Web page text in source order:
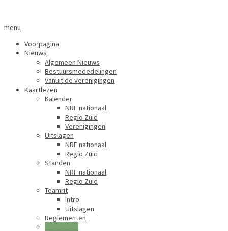
menu
Voorpagina
Nieuws
Algemeen Nieuws
Bestuursmededelingen
Vanuit de verenigingen
Kaartlezen
Kalender
NRF nationaal
Regio Zuid
Verenigingen
Uitslagen
NRF nationaal
Regio Zuid
Standen
NRF nationaal
Regio Zuid
Teamrit
Intro
Uitslagen
Reglementen